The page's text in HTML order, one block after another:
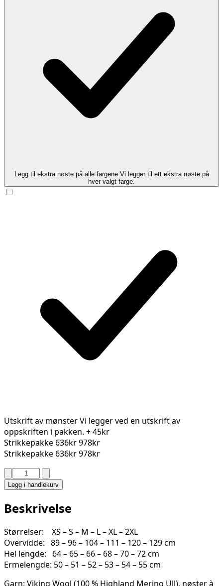
Legg til ekstra nøste på alle fargene Vi legger til ett ekstra nøste på
hver valgt farge.
Utskrift av mønsterVi legger ved en utskrift av
oppskriften i pakken. + 45kr
Strikkepakke 636kr978kr
Strikkepakke 636kr978kr
SNORRE
GENSER
2
antall
Legg i handlekurv
Beskrivelse
Størrelser: XS – S – M – L – XL – 2XL
Overvidde: 89 – 96 – 104 – 111 – 120 – 129 cm
Hel lengde: 64 – 65 – 66 – 68 – 70 – 72 cm
Ermelengde: 50 – 51 – 52 – 53 – 54 – 55 cm
Garn: Viking Wool (100 % Highland Merino Ull), nøster à